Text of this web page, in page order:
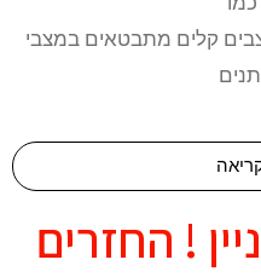
קלים מתבטאים במצבי
! החזרים